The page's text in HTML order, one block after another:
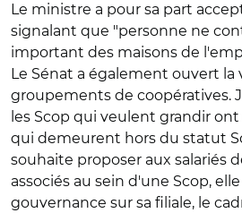
Le ministre a pour sa part
signalant que "personne ne
important des maisons de
Le Sénat a également ouvert la
groupements de coopératives.
les Scop qui veulent grandir
qui demeurent hors du statut
souhaite proposer aux salariés
associés au sein d'une Scop,
gouvernance sur sa filiale, le